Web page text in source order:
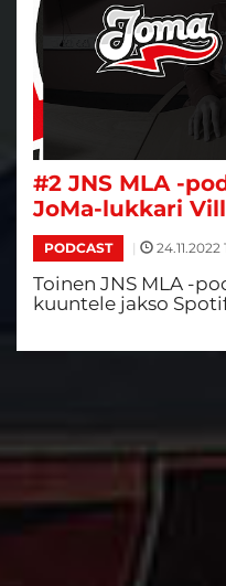
#2 JNS MLA -
JoMa-lukkari
PODCAST | 24.11.2022
Toinen JNS MLA -
kuuntele jakso